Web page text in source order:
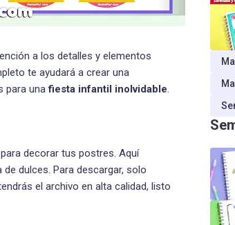
a los detalles y elementos
te ayudará a crear una
para unafiesta infantil inolvidable.
decorar tus postres. Aquí
dulces. Para descargar, solo
el archivo en alta calidad, listo